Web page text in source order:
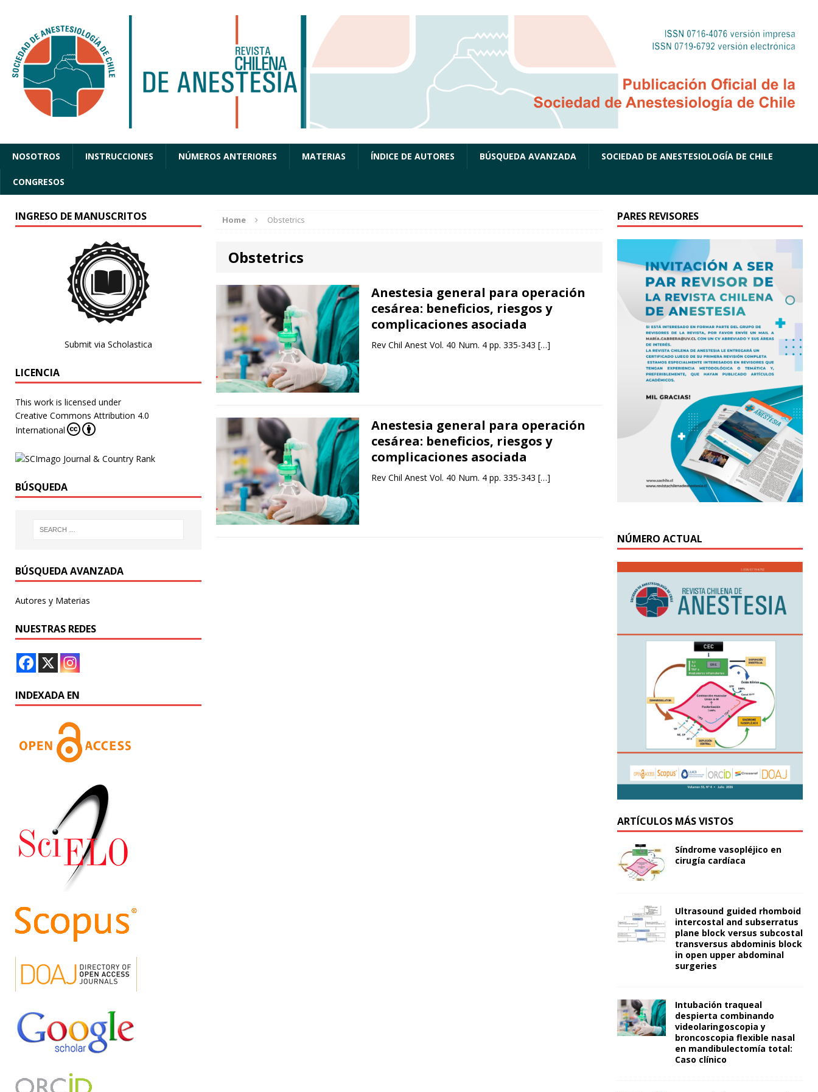
NOSOTROS INSTRUCCIONES NÚMEROS ANTERIORES MATERIAS ÍNDICE DE AUTORES BÚSQUEDA AVANZADA SOCIEDAD DE ANESTESIOLOGÍA DE CHILE
CONGRESOS
Home Obstetrics
Obstetrics
Anestesia general para operación
cesárea: beneficios, riesgos y
complicaciones asociada
Rev Chil Anest Vol. 40 Num. 4 pp. 335-343 […]
Anestesia general para operación
cesárea: beneficios, riesgos y
complicaciones asociada
Rev Chil Anest Vol. 40 Num. 4 pp. 335-343 […]
INGRESO DE MANUSCRITOS
Submit via Scholastica
LICENCIA
This work is licensed under
Creative Commons Attribution 4.0
International
BÚSQUEDA
BÚSQUEDA AVANZADA
Autores y Materias
NUESTRAS REDES
INDEXADA EN
PARES REVISORES
NÚMERO ACTUAL
ARTÍCULOS MÁS VISTOS
Síndrome vasopléjico en
cirugía cardíaca
Ultrasound guided rhomboid
intercostal and subserratus
plane block versus subcostal
transversus abdominis block
in open upper abdominal
surgeries
Intubación traqueal
despierta combinando
videolaringoscopia y
broncoscopia flexible nasal
en mandibulectomía total:
Caso clínico